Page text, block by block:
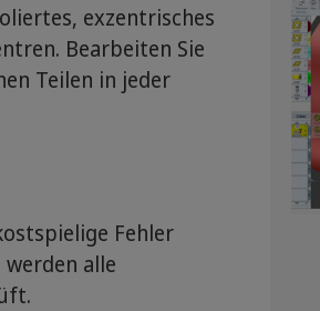
exzentrisches
Bearbeiten Sie
Teilen in jeder
Fehler
alle